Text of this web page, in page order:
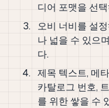
디어 포맷을 선
오비 너비를 설
나 넓을 수 있으
다.
제목 텍스트, 메
카탈로그 번호,
를 위한 쌓을 수